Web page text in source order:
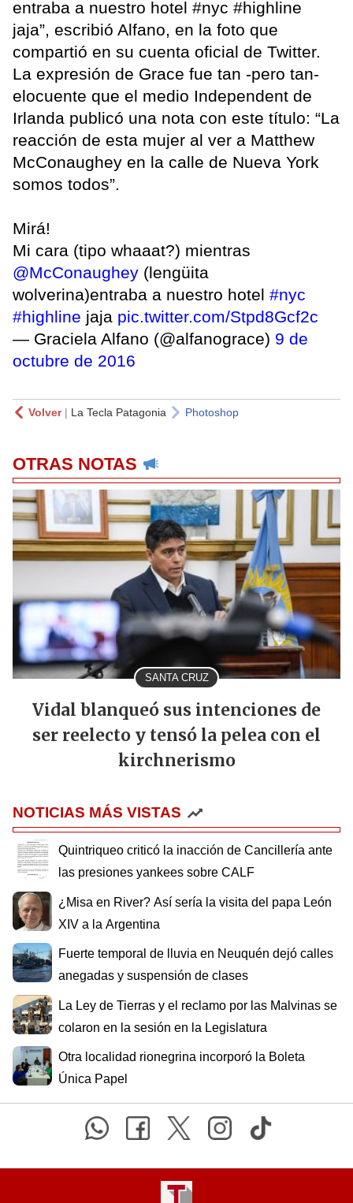
entraba a nuestro hotel #nyc #highline
jaja”, escribió Alfano, en la foto que
compartió en su cuenta oficial de Twitter.
La expresión de Grace fue tan -pero tan-
elocuente que el medio Independent de
Irlanda publicó una nota con este título: “La
reacción de esta mujer al ver a Matthew
McConaughey en la calle de Nueva York
somos todos”.
Mirá!
Mi cara (tipo whaaat?) mientras
@McConaughey (lengüita
wolverina)entraba a nuestro hotel #nyc
#highline jaja pic.twitter.com/Stpd8Gcf2c
— Graciela Alfano (@alfanograce) 9 de
octubre de 2016
Volver| La Tecla Patagonia Photoshop
OTRAS NOTAS
SANTA CRUZ
Vidal blanqueó sus intenciones de
ser reelecto y tensó la pelea con el
kirchnerismo
NOTICIAS MÁS VISTAS
Quintriqueo criticó la inacción de Cancillería ante
las presiones yankees sobre CALF
¿Misa en River? Así sería la visita del papa León
XIV a la Argentina
Fuerte temporal de lluvia en Neuquén dejó calles
anegadas y suspensión de clases
La Ley de Tierras y el reclamo por las Malvinas se
colaron en la sesión en la Legislatura
Otra localidad rionegrina incorporó la Boleta
Única Papel